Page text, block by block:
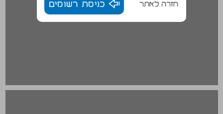
חזרה לאתר כניסת רשומים